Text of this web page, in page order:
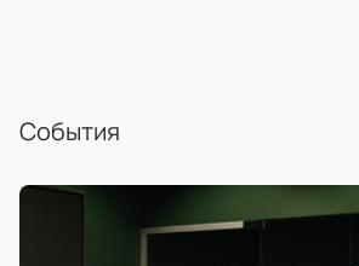
События